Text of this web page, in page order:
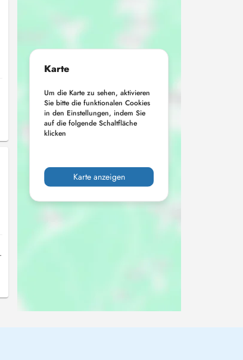
Karte
Um die Karte zu sehen, aktivieren
Sie bitte die funktionalen Cookies
in den Einstellungen, indem Sie
auf die folgende Schaltfläche
klicken
Karte anzeigen